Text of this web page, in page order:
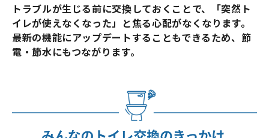
トラブルが生じる前に交換しておくことで、「突然ト
イレが使えなくなった」と焦る心配がなくなります。
最新の機能にアップデートすることもできるため、節
電・節水にもつながります。